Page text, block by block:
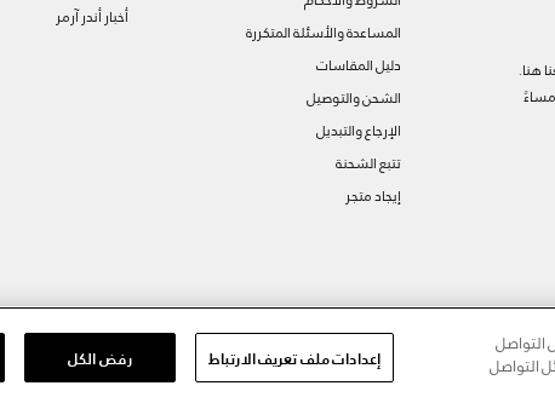
هنا.
المساعدة والأسئلة المتكررة
دليل المقاسات
الشحن والتوصيل
الإرجاع والتبديل
تتبع الشحنة
إيجاد متجر
أخبار أندر آرمر
التواصل
التواصل
إعدادات ملف تعريف الارتباط رفض الكل